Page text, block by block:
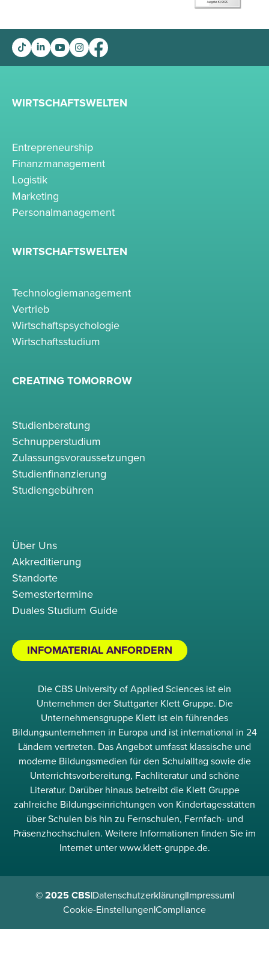
WIRTSCHAFTSWELTEN
Entrepreneurship
Finanzmanagement
Logistik
Marketing
Personalmanagement
WIRTSCHAFTSWELTEN
Technologiemanagement
Vertrieb
Wirtschaftspsychologie
Wirtschaftsstudium
CREATING TOMORROW
Studienberatung
Schnupperstudium
Zulassungsvoraussetzungen
Studienfinanzierung
Studiengebühren
Über Uns
Akkreditierung
Standorte
Semestertermine
Duales Studium Guide
INFOMATERIAL ANFORDERN
Die CBS University of Applied Sciences ist ein
Unternehmen der Stuttgarter Klett Gruppe. Die
Unternehmensgruppe Klett ist ein führendes
Bildungsunternehmen in Europa und ist international in 24
Ländern vertreten. Das Angebot umfasst klassische und
moderne Bildungsmedien für den Schulalltag sowie die
Unterrichtsvorbereitung, Fachliteratur und schöne
Literatur. Darüber hinaus betreibt die Klett Gruppe
zahlreiche Bildungseinrichtungen von Kindertagesstätten
über Schulen bis hin zu Fernschulen, Fernfach- und
Präsenzhochschulen. Weitere Informationen finden Sie im
Internet unter www.klett-gruppe.de.
© 2025 CBS|Datenschutzerklärung|Impressum|
Cookie-Einstellungen|Compliance